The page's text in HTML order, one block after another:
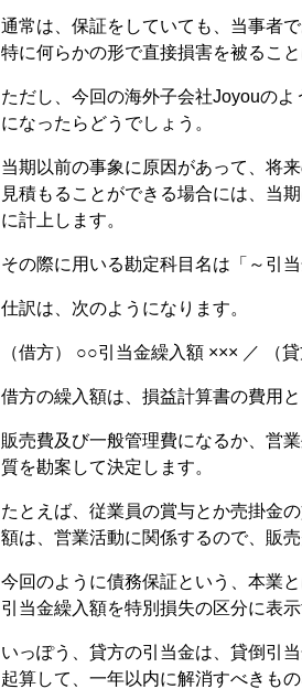
通常は、保証をしていても、当事者
特に何らかの形で直接損害を被ること
ただし、今回の海外子会社Joyouの
になったらどうでしょう。
当期以前の事象に原因があって、将
見積もることができる場合には、当
に計上します。
その際に用いる勘定科目名は「～引当
仕訳は、次のようになります。
（借方） ○○引当金繰入額 ××× ／ （
借方の繰入額は、損益計算書の費用と
販売費及び一般管理費になるか、営
質を勘案して決定します。
たとえば、従業員の賞与とか売掛金
額は、営業活動に関係するので、販
今回のように債務保証という、本業
引当金繰入額を特別損失の区分に表
いっぽう、貸方の引当金は、貸倒引
起算して、一年以内に解消すべきも